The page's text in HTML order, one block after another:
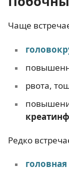
Чаще
рвота,
Редко